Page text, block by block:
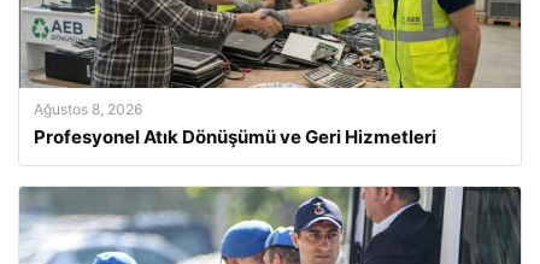
Ağustos 8, 2026
Profesyonel Atık Dönüşümü ve Geri Hizmetleri